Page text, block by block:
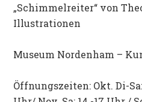
„Schimmelreiter“ von
Illustrationen
Museum Nordenham –
Öffnungszeiten: Okt. Di-Sa: